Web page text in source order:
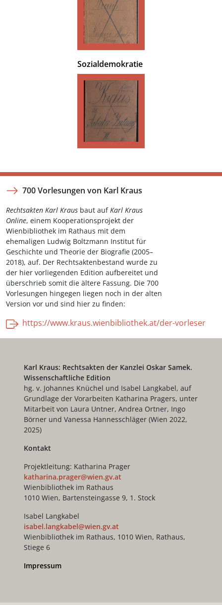
Sozialdemokratie
700 Vorlesungen von Karl Kraus
Rechtsakten Karl Kraus baut aufKarl Kraus
Online, einem Kooperationsprojekt der
Wienbibliothek im Rathaus mit dem
ehemaligen Ludwig Boltzmann Institut für
Geschichte und Theorie der Biografie (2005–
2018), auf. Der Rechtsaktenbestand wurde zu
der hier vorliegenden Edition aufbereitet und
überschrieb somit die ältere Fassung. Die 700
Vorlesungen hingegen liegen noch in der alten
Version vor und sind hier zu finden:
https://www.kraus.wienbibliothek.at/der-vorleser
Karl Kraus: Rechtsakten der Kanzlei Oskar Samek.
Wissenschaftliche Edition
hg. v. Johannes Knüchel und Isabel Langkabel, auf
Grundlage der Vorarbeiten Katharina Pragers, unter
Mitarbeit von Laura Untner, Andrea Ortner, Ingo
Börner und Vanessa Hannesschläger (Wien 2022,
2025)
Kontakt
Projektleitung: Katharina Prager
katharina.prager@wien.gv.at
Wienbibliothek im Rathaus
1010 Wien, Bartensteingasse 9, 1. Stock
Isabel Langkabel
isabel.langkabel@wien.gv.at
Wienbibliothek im Rathaus, 1010 Wien, Rathaus,
Stiege 6
Impressum